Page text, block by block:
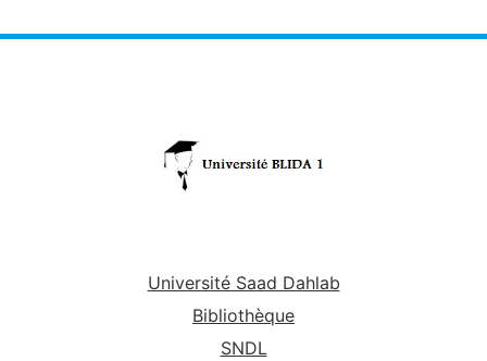
Université Saad Dahlab
Bibliothèque
SNDL